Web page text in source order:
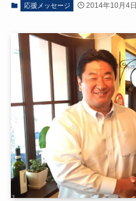
応援メッセージ 2014年10月4日